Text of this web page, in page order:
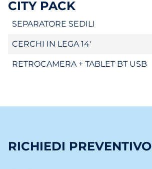
CITY PACK
SEPARATORE SEDILI
CERCHI IN LEGA 14'
RETROCAMERA + TABLET BT USB
RICHIEDI PREVENTIVO